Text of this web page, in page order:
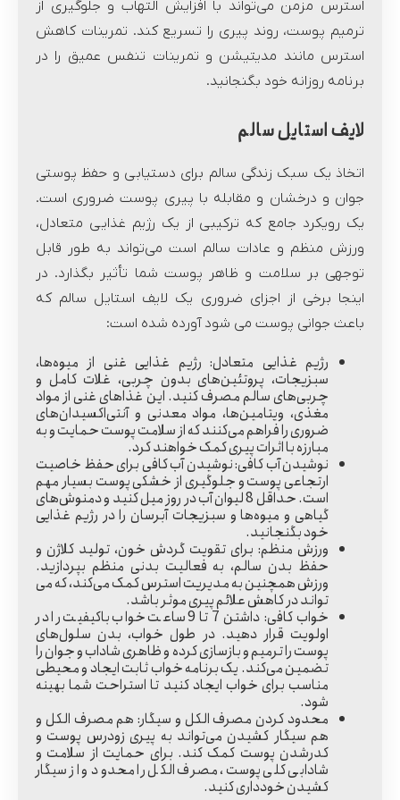
استرس مزمن می‌تواند با افزایش التهاب و جلوگیری از
ترمیم پوست، روند پیری را تسریع کند. تمرینات کاهش
استرس مانند مدیتیشن و تمرینات تنفس عمیق را در
برنامه روزانه خود بگنجانید.
لایف استایل سالم
اتخاذ یک سبک زندگی سالم برای دستیابی و حفظ پوستی
جوان و درخشان و مقابله با پیری پوست ضروری است.
یک رویکرد جامع که ترکیبی از یک رژیم غذایی متعادل،
ورزش منظم و عادات سالم است می‌تواند به طور قابل
توجهی بر سلامت و ظاهر پوست شما تأثیر بگذارد. در
اینجا برخی از اجزای ضروری یک لایف استایل سالم که
باعث جوانی پوست می شود آورده شده است:
رژیم غذایی متعادل:رژیم غذایی غنی از میوه‌ها،
سبزیجات، پروتئین‌های بدون چربی، غلات کامل و
چربی‌های سالم مصرف کنید. این غذاهای غنی از مواد
مغذی، ویتامین‌ها، مواد معدنی و آنتی‌اکسیدان‌های
ضروری را فراهم می‌کنند که از سلامت پوست حمایت و به
مبارزه با اثرات پیری کمک خواهند کرد.
نوشیدن آب کافی:نوشیدن آب کافی برای حفظ خاصیت
ارتجاعی پوست و جلوگیری از خشکی پوست بسیار مهم
است. حداقل 8 لیوان آب در روز میل کنید و دمنوش‌های
گیاهی و میوه‌ها و سبزیجات آبرسان را در رژیم غذایی
خود بگنجانید.
ورزش منظم: برای تقویت گردش خون، تولید کلاژن و
حفظ بدن سالم، به فعالیت بدنی منظم بپردازید.
ورزش همچنین به مدیریت استرس کمک می‌کند، که می
تواند در کاهش علائم پیری موثر باشد.
خواب کافی: داشتن 7 تا 9 ساعت خواب باکیفیت را در
اولویت قرار دهید. در طول خواب، بدن سلول‌های
پوست را ترمیم و بازسازی کرده و ظاهری شاداب و جوان را
تضمین می‌کند. یک برنامه خواب ثابت ایجاد و محیطی
مناسب برای خواب ایجاد کنید تا استراحت شما بهینه
شود.
محدود کردن مصرف الکل و سیگار:هم مصرف الکل و
هم سیگار کشیدن می‌تواند به پیری زودرس پوست و
کدرشدن پوست کمک کند. برای حمایت از سلامت و
شادابی کلی پوست، مصرف الکل را محدود و از سیگار
کشیدن خودداری کنید.